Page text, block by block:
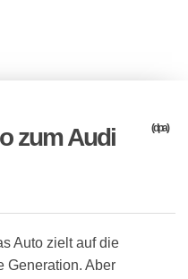
zum Audi
(dpa)
Auto zielt auf die
Generation. Aber